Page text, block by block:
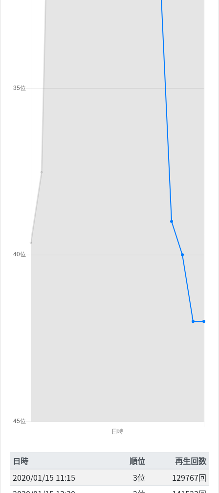
日時 順位
再生回数
2020/01/15 11:15
3位
129767回